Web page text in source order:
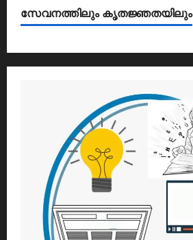
സേവനത്തിലും കൃതജ്ഞതയിലും